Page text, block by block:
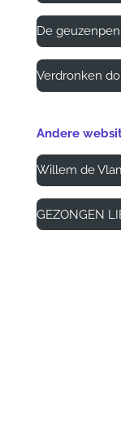
De
Verdronken
Andere
Willem de
GEZONGEN